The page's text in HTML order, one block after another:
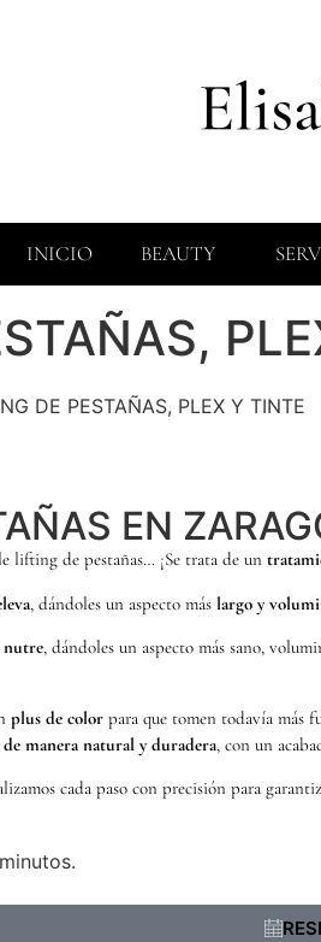
INICIO BEAUTY
DE PESTAÑAS, PLEX Y TINTE
EN
lifting de pestañas… ¡Se trata de un
, dándoles un aspecto más largo y
nutre, dándoles un aspecto más sano,
plus de color para que tomen todavía más
manera natural y duradera , con un
cada paso con precisión para